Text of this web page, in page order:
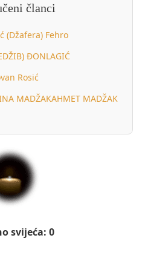
članci
(Džafera) Fehro
ĐONLAGIĆ
Rosić
MADŽAKAHMET MADŽAK
svijeća: 0